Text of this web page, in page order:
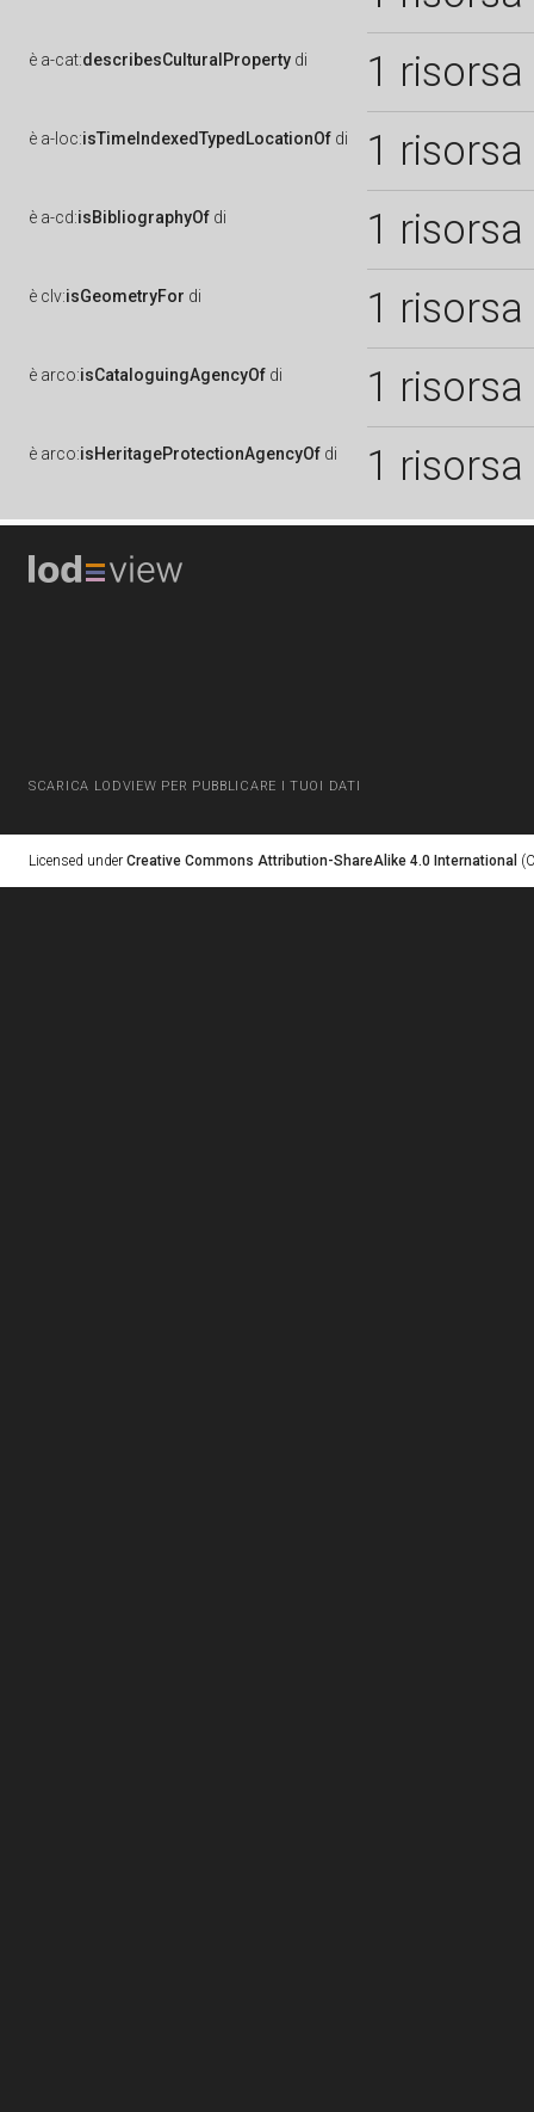
è a-cat:describesCulturalProperty di 1 risorsa
è a-loc:isTimeIndexedTypedLocationOf di 1 risorsa
è a-cd:isBibliographyOf di 1 risorsa
è clv:isGeometryFor di 1 risorsa
è arco:isCataloguingAgencyOf di 1 risorsa
è arco:isHeritageProtectionAgencyOf di 1 risorsa
SCARICA LODVIEW PER PUBBLICARE I TUOI DATI
Licensed under Creative Commons Attribution-ShareAlike 4.0 International